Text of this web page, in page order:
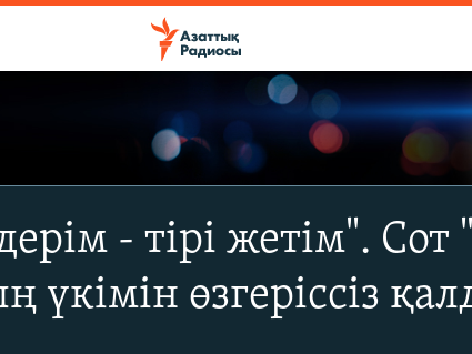
- тірі жетім".
үкімін өзгеріссіз